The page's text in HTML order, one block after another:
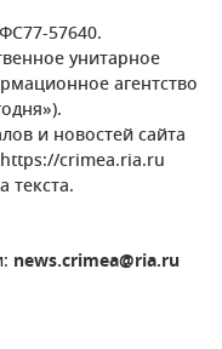
57640.
унитарное
агентство
и новостей сайта
crimea.ria.ru
текста.
news.crimea@ria.ru